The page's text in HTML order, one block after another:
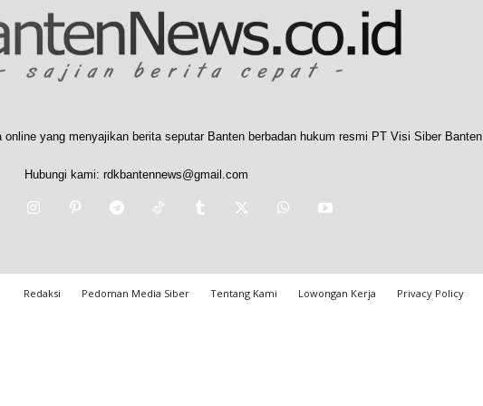
yang menyajikan berita seputar Banten berbadan hukum resmi PT Visi Siber Banten
Hubungi kami: rdkbantennews@gmail.com
Redaksi Pedoman Media Siber Tentang Kami Lowongan Kerja Privacy Policy